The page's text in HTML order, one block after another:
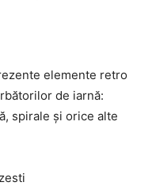
elemente retro
de iarnă:
spirale și orice alte